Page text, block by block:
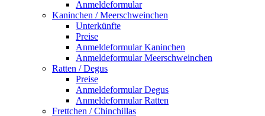
Anmeldeformular
Kaninchen / Meerschweinchen
Unterkünfte
Preise
Anmeldeformular Kaninchen
Anmeldeformular Meerschweinchen
Ratten / Degus
Preise
Anmeldeformular Degus
Anmeldeformular Ratten
Frettchen / Chinchillas